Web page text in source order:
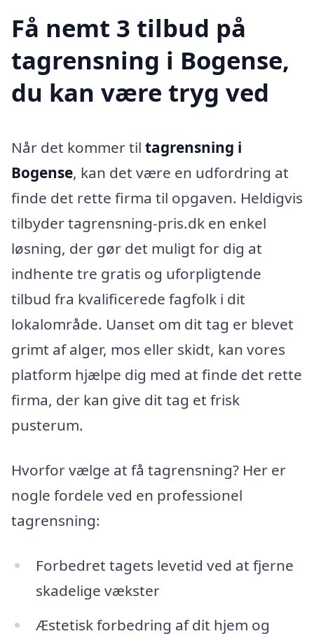
Få nemt 3 tilbud på
tagrensning i Bogense,
du kan være tryg ved
Når det kommer til tagrensning i
Bogense, kan det være en udfordring at
finde det rette firma til opgaven. Heldigvis
tilbyder tagrensning-pris.dk en enkel
løsning, der gør det muligt for dig at
indhente tre gratis og uforpligtende
tilbud fra kvalificerede fagfolk i dit
lokalområde. Uanset om dit tag er blevet
grimt af alger, mos eller skidt, kan vores
platform hjælpe dig med at finde det rette
firma, der kan give dit tag et frisk
pusterum.
Hvorfor vælge at få tagrensning? Her er
nogle fordele ved en professionel
tagrensning:
Forbedret tagets levetid ved at fjerne
skadelige vækster
Æstetisk forbedring af dit hjem og